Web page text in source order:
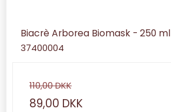
Biacrè Arborea Biomask - 250 ml
37400004
110,00 DKK
89,00 DKK